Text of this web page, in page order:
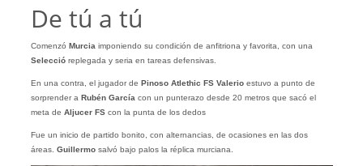
De tú a tú
Comenzó Murcia imponiendo su condición de anfitriona y favorita, con una
Seleccióreplegada y seria en tareas defensivas.
En una contra, el jugador de Pinoso Atlethic FS Valerioestuvo a punto de
sorprender a Rubén García con un punterazo desde 20 metros que sacó el
meta de Aljucer FScon la punta de los dedos
Fue un inicio de partido bonito, con alternancias, de ocasiones en las dos
áreas. Guillermosalvó bajo palos la réplica murciana.